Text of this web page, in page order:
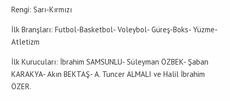
Rengi: Sarı-Kırmızı
İlk Branşları: Futbol-Basketbol- Voleybol- Güreş-Boks- Yüzme-
Atletizm
İlk Kurucuları: İbrahim SAMSUNLU- Süleyman ÖZBEK- Şaban
KARAKYA- Akın BEKTAŞ- A. Tuncer ALMALI ve Halil İbrahim
ÖZER.